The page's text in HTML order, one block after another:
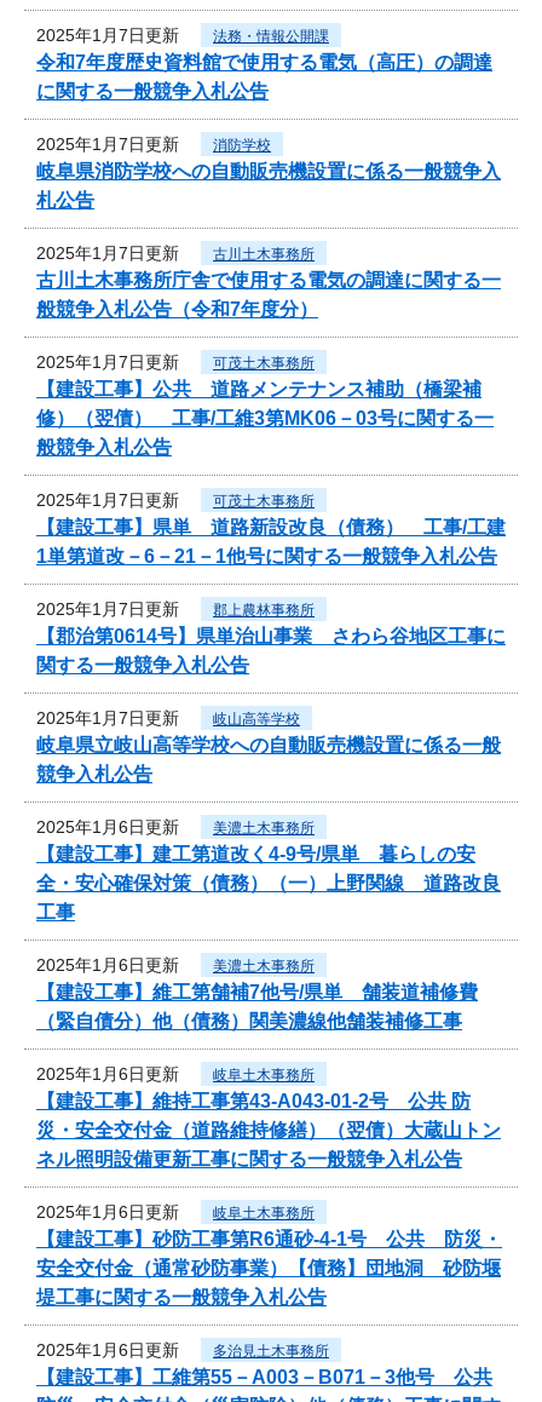
2025年1月7日更新 法務・情報公開課
令和7年度歴史資料館で使用する電気（高圧）の調達
に関する一般競争入札公告
2025年1月7日更新 消防学校
岐阜県消防学校への自動販売機設置に係る一般競争入
札公告
2025年1月7日更新 古川土木事務所
古川土木事務所庁舎で使用する電気の調達に関する一
般競争入札公告（令和7年度分）
2025年1月7日更新 可茂土木事務所
【建設工事】公共 道路メンテナンス補助（橋梁補
修）（翌債） 工事/工維3第MK06－03号に関する一
般競争入札公告
2025年1月7日更新 可茂土木事務所
【建設工事】県単 道路新設改良（債務） 工事/工建
1単第道改－6－21－1他号に関する一般競争入札公告
2025年1月7日更新 郡上農林事務所
【郡治第0614号】県単治山事業 さわら谷地区工事に
関する一般競争入札公告
2025年1月7日更新 岐山高等学校
岐阜県立岐山高等学校への自動販売機設置に係る一般
競争入札公告
2025年1月6日更新 美濃土木事務所
【建設工事】建工第道改く4-9号/県単 暮らしの安
全・安心確保対策（債務）（一）上野関線 道路改良
工事
2025年1月6日更新 美濃土木事務所
【建設工事】維工第舗補7他号/県単 舗装道補修費
（緊自債分）他（債務）関美濃線他舗装補修工事
2025年1月6日更新 岐阜土木事務所
【建設工事】維持工事第43-A043-01-2号 公共 防
災・安全交付金（道路維持修繕）（翌債）大蔵山トン
ネル照明設備更新工事に関する一般競争入札公告
2025年1月6日更新 岐阜土木事務所
【建設工事】砂防工事第R6通砂-4-1号 公共 防災・
安全交付金（通常砂防事業）【債務】団地洞 砂防堰
堤工事に関する一般競争入札公告
2025年1月6日更新 多治見土木事務所
【建設工事】工維第55－A003－B071－3他号 公共